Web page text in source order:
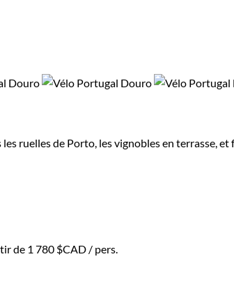
ruelles de Porto, les vignobles en terrasse,
de 1 780 $CAD / pers.